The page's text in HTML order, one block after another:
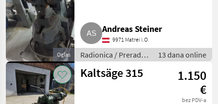
Oglas
Andreas Steiner
9971 Matrei i.O.
Radionica / Prerada
metala
13 dana online
Kaltsäge 315
1.150
€
bez PDV-a